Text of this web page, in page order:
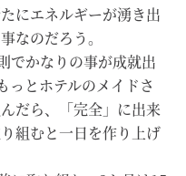
にエネルギーが湧き出
なのだろう。
でかなりの事が成就出
とホテルのメイドさ
だら、「完全」に出来
組むと一日を作り上げ